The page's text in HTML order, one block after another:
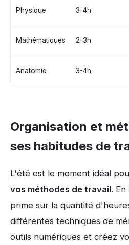
Physique 3-4h
Mathématiques 2-3h
Anatomie 3-4h
Organisation et
ses habitudes de
L'été est le moment idéal
vos méthodes de travail.
prime sur la quantité
différentes techniques de
outils numériques et créez